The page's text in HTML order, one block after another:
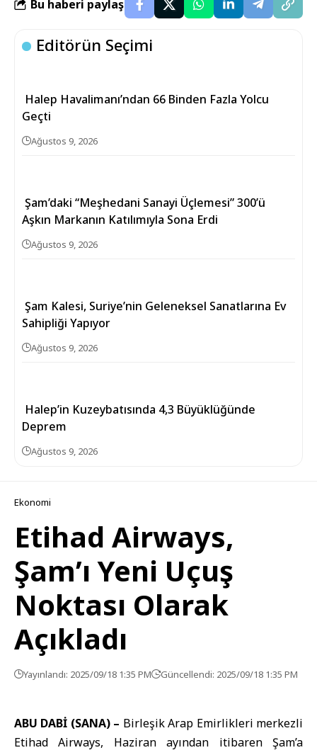
Bu haberi paylaş
Editörün Seçimi
Halep Havalimanı’ndan 66 Binden Fazla Yolcu
Geçti
Ağustos 9, 2026
Şam’daki “Meşhedani Sanayi Üçlemesi” 300’ü
Aşkın Markanın Katılımıyla Sona Erdi
Ağustos 9, 2026
Şam Kalesi, Suriye’nin Geleneksel Sanatlarına Ev
Sahipliği Yapıyor
Ağustos 9, 2026
Halep’in Kuzeybatısında 4,3 Büyüklüğünde
Deprem
Ağustos 9, 2026
Ekonomi
Etihad Airways,
Şam’ı Yeni Uçuş
Noktası Olarak
Açıkladı
Yayınlandı: 2025/09/18 1:35 PM Güncellendi: 2025/09/18 1:35 PM
ABU DABİ (SANA) – Birleşik Arap Emirlikleri merkezli
Etihad Airways, Haziran ayından itibaren Şam’a